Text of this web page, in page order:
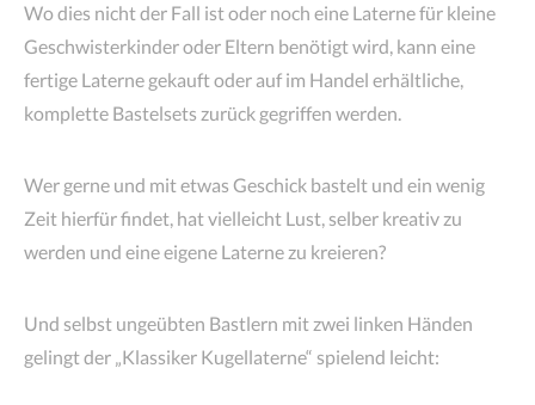
Wo dies nicht der Fall ist oder noch eine Laterne für kleine
Geschwisterkinder oder Eltern benötigt wird, kann eine
fertige Laterne gekauft oder auf im Handel erhältliche,
komplette Bastelsets zurück gegriffen werden.
Wer gerne und mit etwas Geschick bastelt und ein wenig
Zeit hierfür findet, hat vielleicht Lust, selber kreativ zu
werden und eine eigene Laterne zu kreieren?
Und selbst ungeübten Bastlern mit zwei linken Händen
gelingt der „Klassiker Kugellaterne“ spielend leicht: